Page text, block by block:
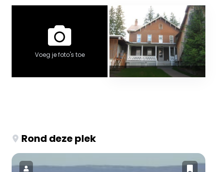
Voeg je foto's toe
Rond deze plek